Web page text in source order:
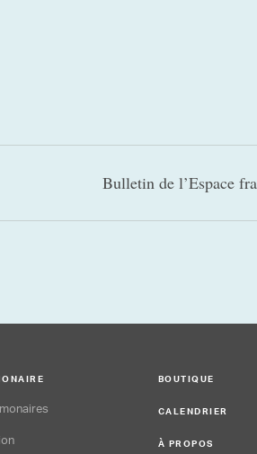
Bulletin de l’Espace
BOUTIQUE
CALENDRIER
À PROPOS